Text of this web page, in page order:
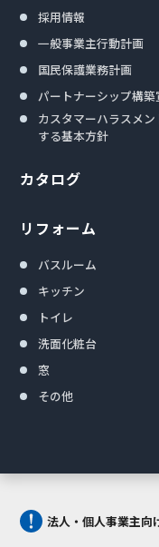
採用情報
一般事業主行動計画
国民保護業務計画
パートナーシップ構築
カスタマーハラスメン
する基本方針
カタログ
リフォーム
バスルーム
キッチン
トイレ
洗面化粧台
窓
その他
法人・個人事業主向